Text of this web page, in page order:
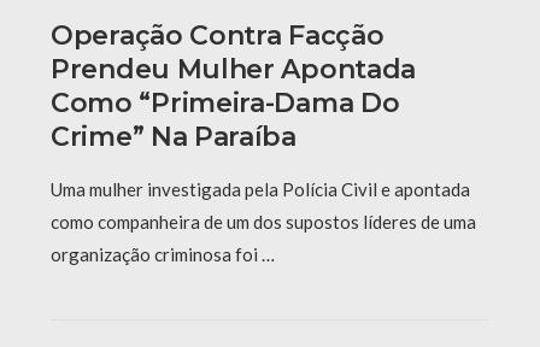
Operação Contra Facção
Prendeu Mulher Apontada
Como “primeira-Dama Do
Crime” Na Paraíba
Uma mulher investigada pela Polícia Civil e apontada
como companheira de um dos supostos líderes de uma
organização criminosa foi …